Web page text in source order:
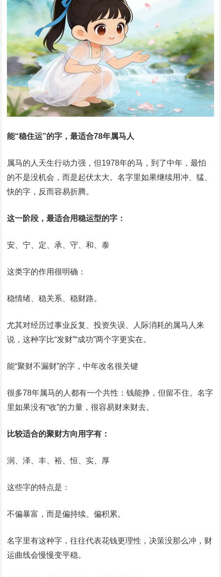
能“稳住运”的字，最适合78年属马人
属马的人天生行动力强，但1978年的马，到了中年，最怕
的不是没机会，而是起伏太大。名字里如果继续用冲、猛、
快的字，反而容易折腾。
这一阶段，最适合用稳运型的字：
安、宁、定、承、守、和、泰
这类字的作用很明确：
稳情绪、稳关系、稳财路。
尤其对经历过事业反复、投资失误、人际消耗的属马人来
说，这种字比“发财”“成功”两个字更实在。
能“聚财不漏财”的字，中年改名很关键
很多78年属马的人都有一个共性：钱能挣，但留不住。名字
里如果没有“收”的力量，很容易财来财去。
比较适合的聚财方向用字有：
润、泽、丰、裕、恒、实、厚
这些字的特点是：
不偏暴富，而是偏持续、偏积累。
名字里有这种字，往往代表花钱更理性，决策没那么冲，财
运曲线会慢慢变平稳。